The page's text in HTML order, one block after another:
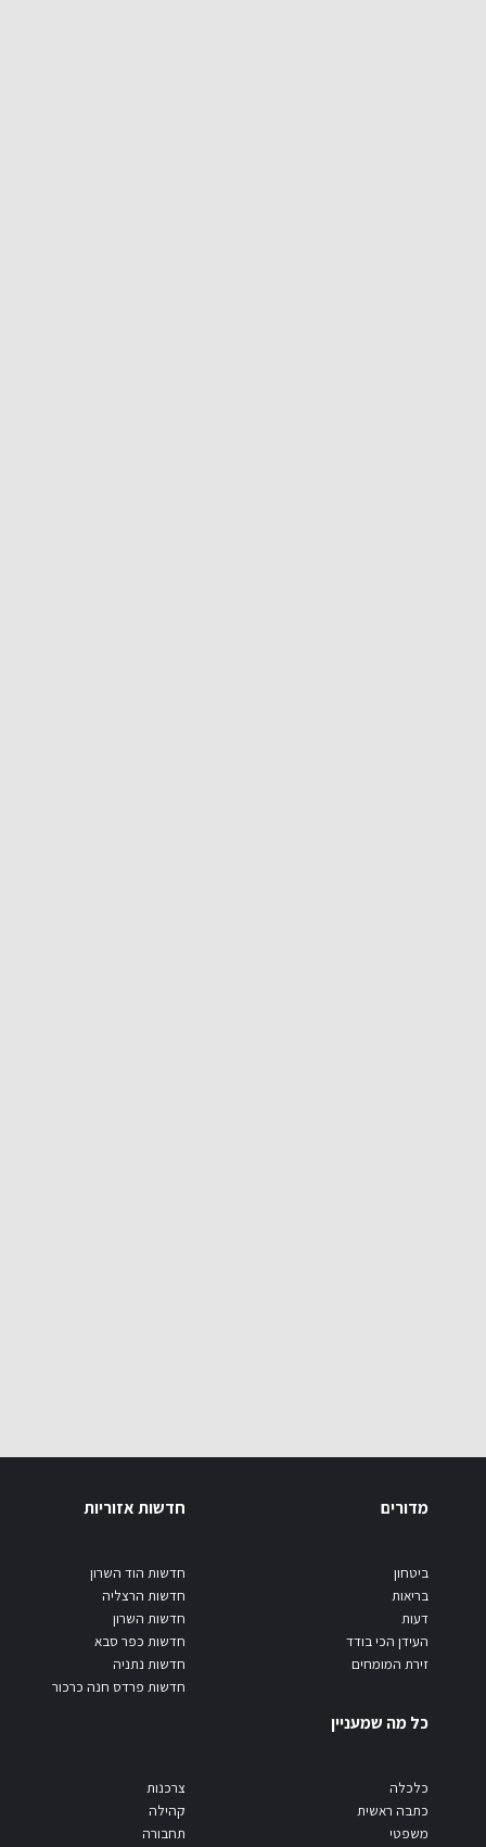
מדורים
ביטחון
בריאות
דעות
העידן הכי בודד
זירת המומחים
חדשות אזוריות
חדשות הוד השרון
חדשות הרצליה
חדשות השרון
חדשות כפר סבא
חדשות נתניה
חדשות פרדס חנה כרכור
כל מה שמעניין
כלכלה
כתבה ראשית
משפטי
צרכנות
קהילה
תחבורה